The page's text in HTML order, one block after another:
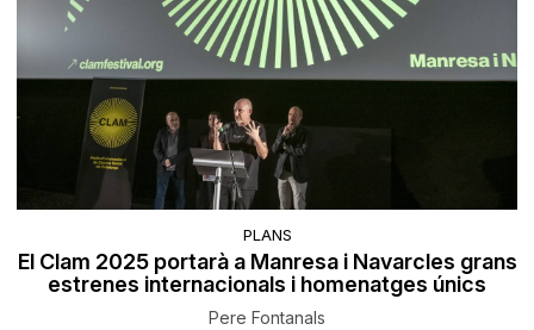
PLANS
El Clam 2025 portarà a Manresa i Navarcles grans
estrenes internacionals i homenatges únics
Pere Fontanals